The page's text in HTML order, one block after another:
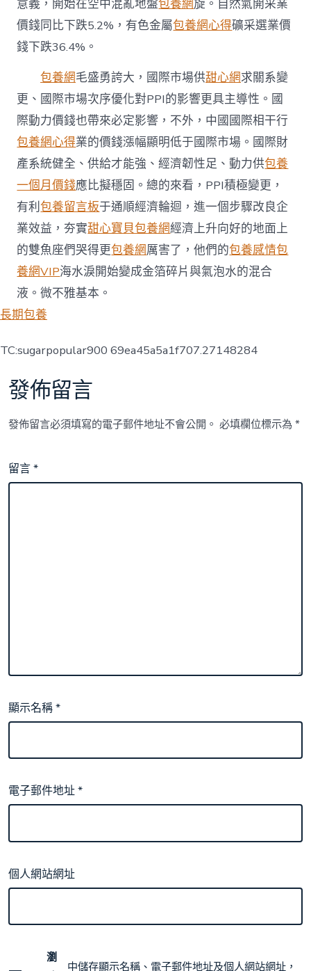
意義，開始在空中混亂地盤包養網旋。自然氣開采業
價錢同比下跌5.2%，有色金屬包養網心得礦采選業價
錢下跌36.4%。
包養網毛盛勇誇大，國際市場供甜心網求關系變
更、國際市場次序優化對PPI的影響更具主導性。國
際動力價錢也帶來必定影響，不外，中國國際相干行
包養網心得業的價錢漲幅顯明低于國際市場。國際財
產系統健全、供給才能強、經濟韌性足、動力供包養
一個月價錢應比擬穩固。總的來看，PPI積極變更，
有利包養留言板于通順經濟輪迴，進一個步驟改良企
業效益，夯實甜心寶貝包養網經濟上升向好的地面上
的雙魚座們哭得更包養網厲害了，他們的包養感情包
養網VIP海水淚開始變成金箔碎片與氣泡水的混合
液。微不雅基本。
長期包養
TC:sugarpopular900 69ea45a5a1f707.27148284
發佈留言
發佈留言必須填寫的電子郵件地址不會公開。 必填欄位標示為*
留言*
顯示名稱*
電子郵件地址*
個人網站網址
瀏
中儲存顯示名稱、電子郵件地址及個人網站網址，